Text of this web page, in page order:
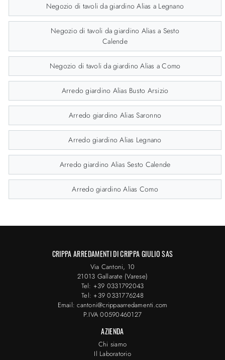
Negozio di tavoli da giardino Alias a Legnano
Negozio di tavoli da giardino Alias a Sesto
Calende
Negozio di tavoli da giardino Alias a Como
Arredo giardino Alias Busto Arsizio
Arredo giardino Alias Saronno
Arredo giardino Alias Legnano
Arredo giardino Alias Sesto Calende
Arredo giardino Alias Como
CRIPPA ARREDAMENTI DI CRIPPA GIULIO SAS
Via Cantoni, 10
21013 Gallarate (Varese)
Tel: +39 0331792043
Tel: +39 0331776248
Email: cantoni@crippaarredamenti.com
P.IVA 00590460127
AZIENDA
Chi siamo
Il Laboratorio